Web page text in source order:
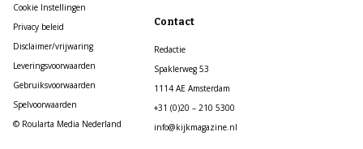
Cookie Instellingen
Privacy beleid
Disclaimer/vrijwaring
Leveringsvoorwaarden
Gebruiksvoorwaarden
Spelvoorwaarden
© Roularta Media Nederland
Contact
Redactie
Spaklerweg 53
1114 AE Amsterdam
+31 (0)20 – 210 5300
info@kijkmagazine.nl